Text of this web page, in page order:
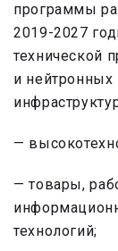
программы
2019-2027
технической
и нейтронных
—
— товары,
технологий;